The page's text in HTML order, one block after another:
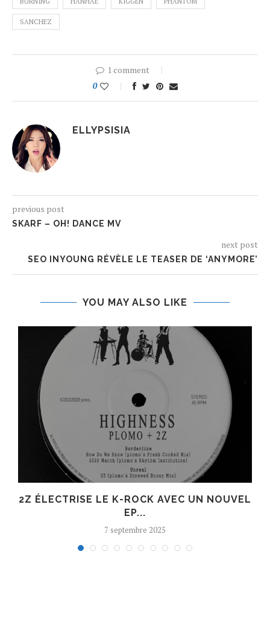
SANCHEZ
1 comment
0
ELLYPSISIA
previous post
SKARF – OH! DANCE MV
next post
SEO INYOUNG RÉVÈLE LE TEASER DE ‘ANYMORE’
YOU MAY ALSO LIKE
2Z ÉLECTRISE LE K-ROCK AVEC UN NOUVEL
EP...
7 septembre 2025